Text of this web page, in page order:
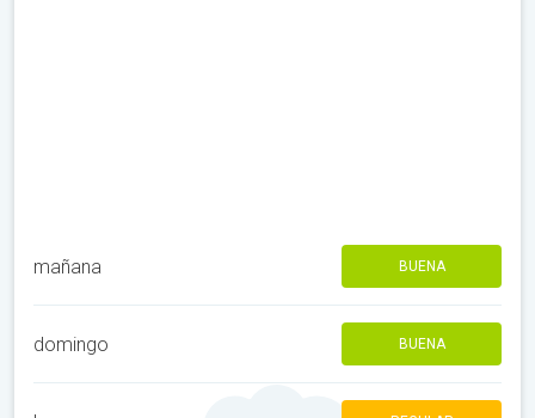
mañana BUENA
domingo BUENA